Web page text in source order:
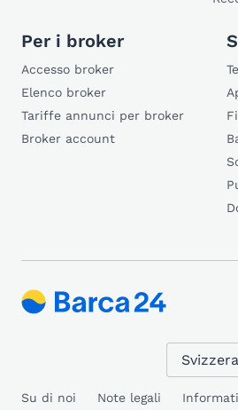
Per i broker
Accesso broker
Elenco broker
Tariffe annunci per broker
Broker account
Su di noi Note legali